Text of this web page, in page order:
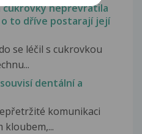
cukrovky nepřevrátila
o to dříve postarají její
se léčil s cukrovkou
dentální a
komunikaci
kloubem,...